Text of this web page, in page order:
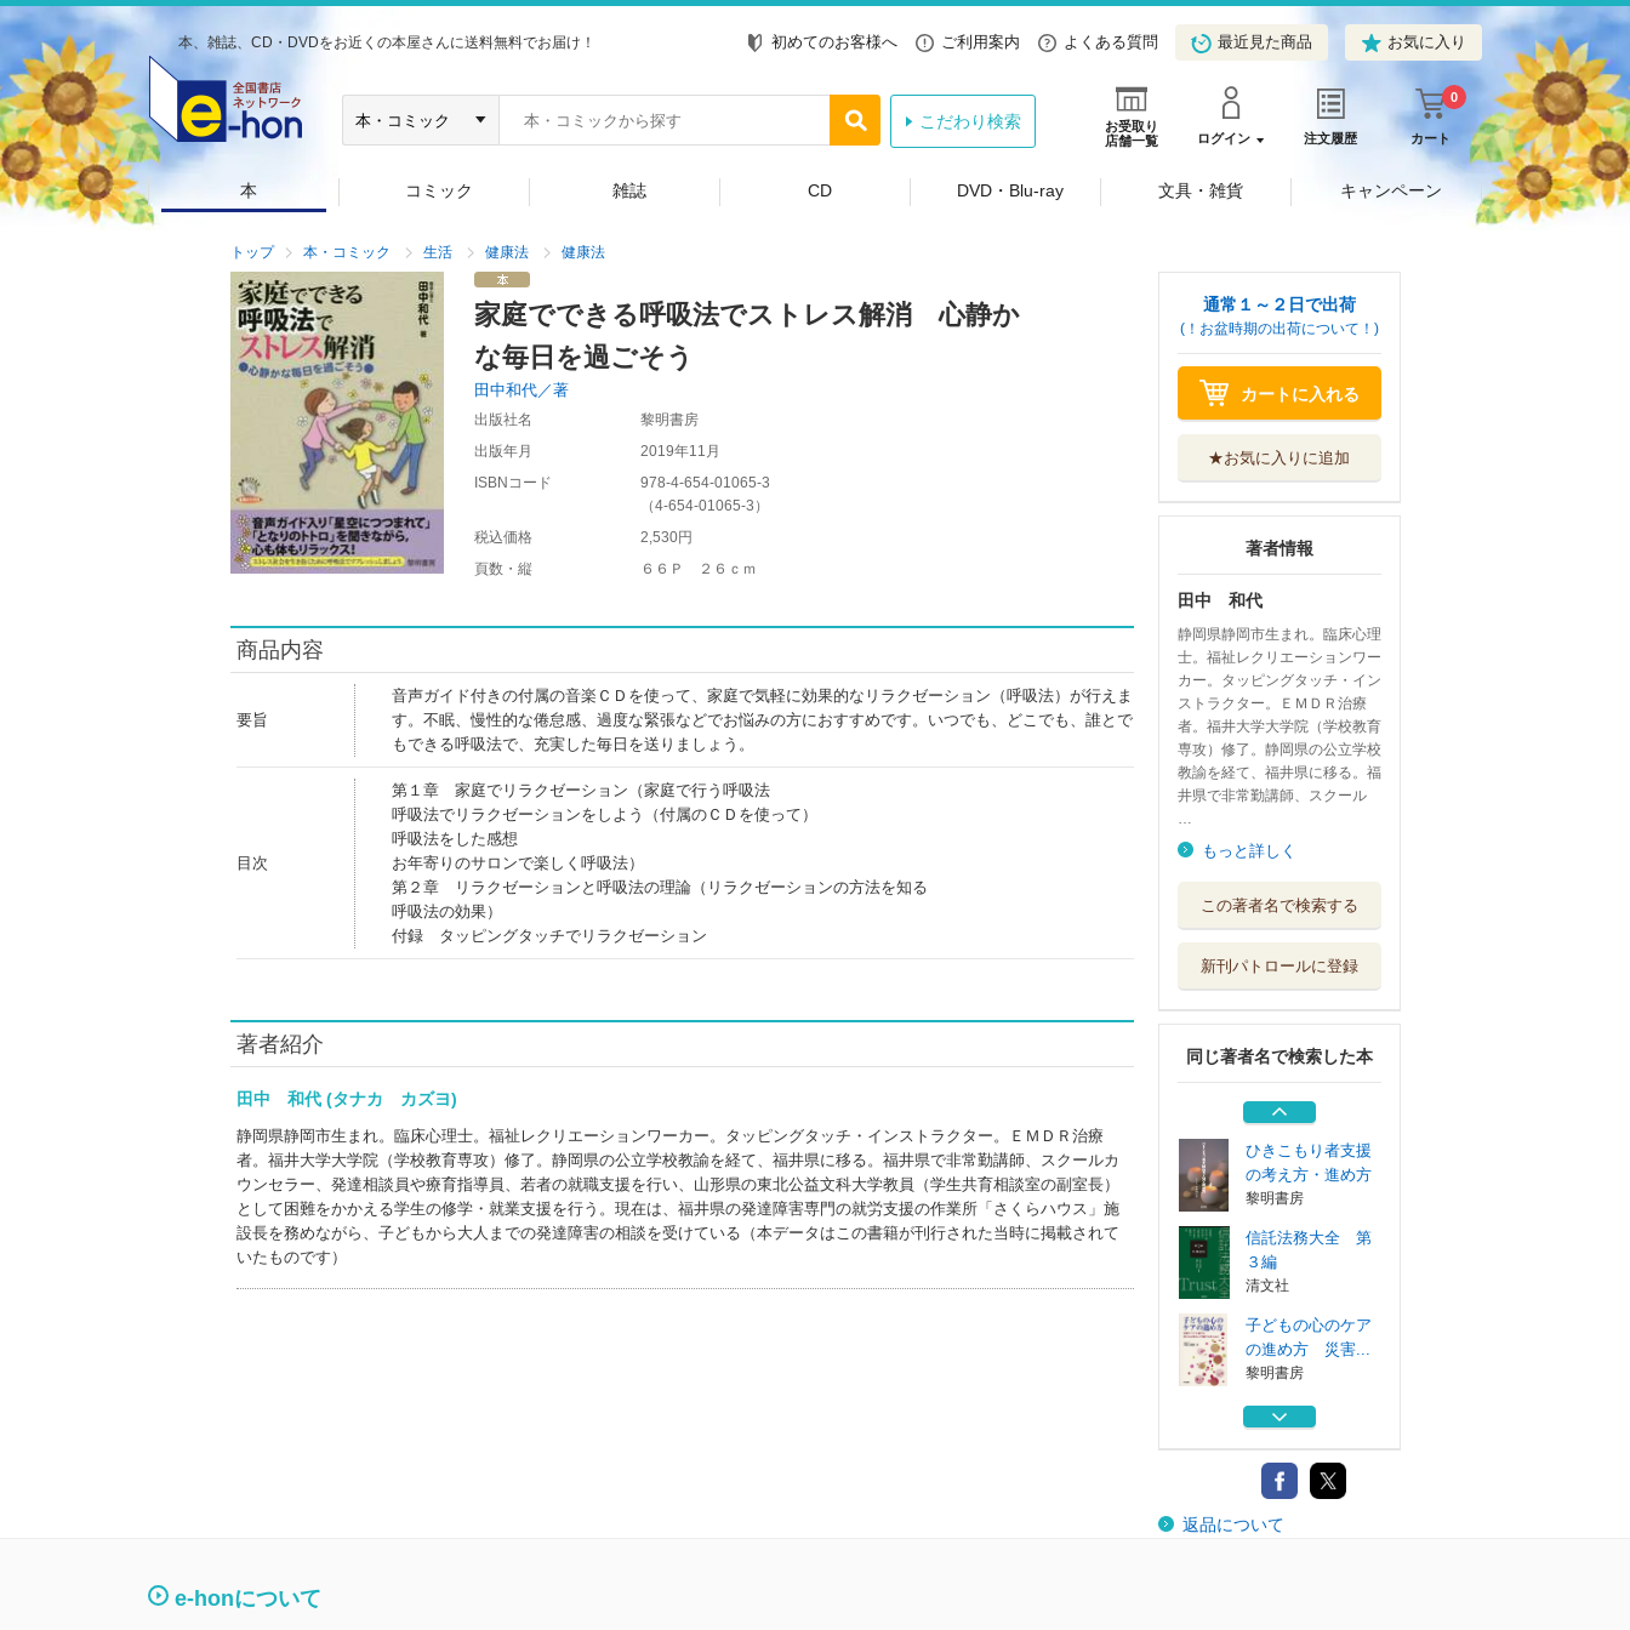
本、雑誌、CD・DVDをお近くの本屋さんに送料無料でお届け！ 初めてのお客様へ ご利用案内 よくある質問 最近見た商品 お気に入り
お受取り
店舗一覧
ログイン 注文履歴 カート
0
こだわり検索
本 コミック 雑誌 CD DVD・Blu-ray 文具・雑貨 キャンペーン
トップ 本・コミック 生活 健康法 健康法
家庭でできる呼吸法でストレス解消 心静か
な毎日を過ごそう
田中和代／著
出版社名
黎明書房
出版年月
2019年11月
ISBNコード
978-4-654-01065-3
（4-654-01065-3 ）
税込価格
2,530円
頁数・縦
６６Ｐ ２６ｃｍ
商品内容
要旨
音声ガイド付きの付属の音楽ＣＤを使って、家庭で気軽に効果的なリラクゼーション（呼吸法）が行えま
す。不眠、慢性的な倦怠感、過度な緊張などでお悩みの方におすすめです。いつでも、どこでも、誰とで
もできる呼吸法で、充実した毎日を送りましょう。
目次
第１章 家庭でリラクゼーション（家庭で行う呼吸法
呼吸法でリラクゼーションをしよう（付属のＣＤを使って）
呼吸法をした感想
お年寄りのサロンで楽しく呼吸法）
第２章 リラクゼーションと呼吸法の理論（リラクゼーションの方法を知る
呼吸法の効果）
付録 タッピングタッチでリラクゼーション
著者紹介
田中 和代 (タナカ カズヨ)
静岡県静岡市生まれ。臨床心理士。福祉レクリエーションワーカー。タッピングタッチ・インストラクター。ＥＭＤＲ治療
者。福井大学大学院（学校教育専攻）修了。静岡県の公立学校教諭を経て、福井県に移る。福井県で非常勤講師、スクールカ
ウンセラー、発達相談員や療育指導員、若者の就職支援を行い、山形県の東北公益文科大学教員（学生共育相談室の副室長）
として困難をかかえる学生の修学・就業支援を行う。現在は、福井県の発達障害専門の就労支援の作業所「さくらハウス」施
設長を務めながら、子どもから大人までの発達障害の相談を受けている（本データはこの書籍が刊行された当時に掲載されて
いたものです）
通常１～２日で出荷
(！お盆時期の出荷について！)
カートに入れる
★お気に入りに追加
著者情報
田中 和代
静岡県静岡市生まれ。臨床心理
士。福祉レクリエーションワー
カー。タッピングタッチ・イン
ストラクター。ＥＭＤＲ治療
者。福井大学大学院（学校教育
専攻）修了。静岡県の公立学校
教諭を経て、福井県に移る。福
井県で非常勤講師、スクール
…
もっと詳しく
この著者名で検索する
新刊パトロールに登録
同じ著者名で検索した本
の進め方 災害...
新完全マスター単
スリーエーネッ...
認知症のお年寄り
の音楽療法・回...
黎明書房
ひきこもり者支援
の考え方・進め方
黎明書房
信託法務大全 第
３編
清文社
子どもの心のケア
の進め方 災害...
黎明書房
新完全マスター単
スリーエーネッ...
認知症のお年寄り
の音楽療法・回...
返品について
e-honについて